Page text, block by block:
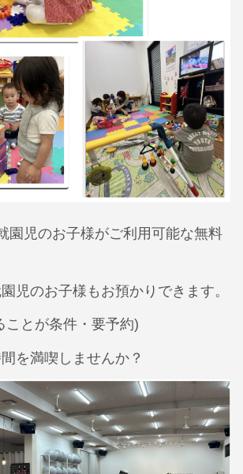
園児のお子様がご利用可能な無料
児のお子様もお預かりできます。
ことが条件・要予約)
を満喫しませんか？